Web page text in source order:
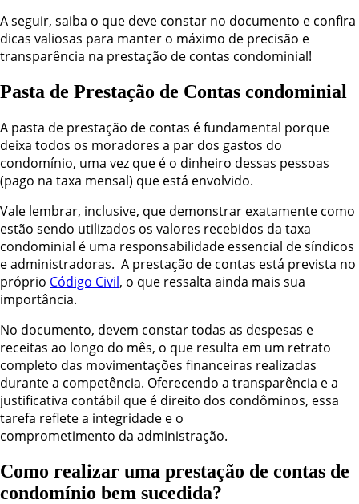
A seguir, saiba o que deve constar no documento e confira
dicas valiosas para manter o máximo de precisão e
transparência na prestação de contas condominial!
Pasta de Prestação de Contas condominial
A pasta de prestação de contas é fundamental porque
deixa todos os moradores a par dos gastos do
condomínio, uma vez que é o dinheiro dessas pessoas
(pago na taxa mensal) que está envolvido.
Vale lembrar, inclusive, que demonstrar exatamente como
estão sendo utilizados os valores recebidos da taxa
condominial é uma responsabilidade essencial de síndicos
e administradoras. A prestação de contas está prevista no
próprio Código Civil, o que ressalta ainda mais sua
importância.
No documento, devem constar todas as despesas e
receitas ao longo do mês, o que resulta em um retrato
completo das movimentações financeiras realizadas
durante a competência. Oferecendo a transparência e a
justificativa contábil que é direito dos condôminos, essa
tarefa reflete a integridade e o
comprometimento da administração.
Como realizar uma prestação de contas de
condomínio bem sucedida?